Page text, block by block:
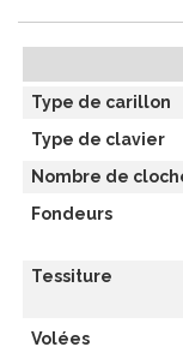
Type de carillon
Type de clavier
Nombre de
Fondeurs
Tessiture
Volées